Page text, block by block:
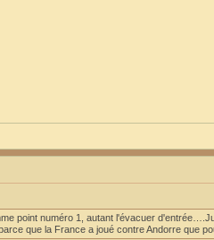
point numéro 1, autant l'évacuer
que la France a joué contre Andorre que